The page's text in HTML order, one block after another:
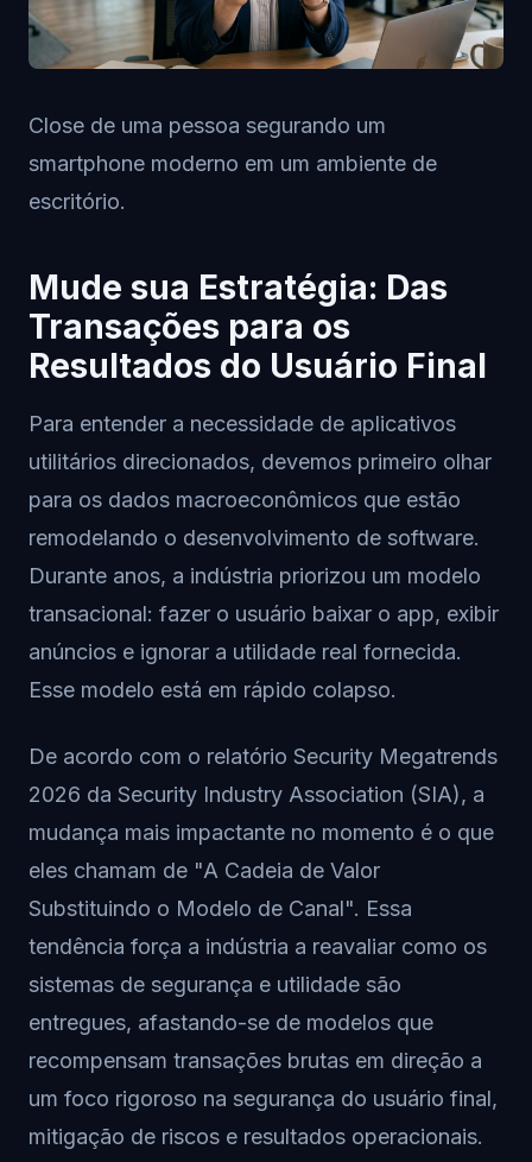
Close de uma pessoa segurando um
smartphone moderno em um ambiente de
escritório.
Mude sua Estratégia: Das
Transações para os
Resultados do Usuário Final
Para entender a necessidade de aplicativos
utilitários direcionados, devemos primeiro olhar
para os dados macroeconômicos que estão
remodelando o desenvolvimento de software.
Durante anos, a indústria priorizou um modelo
transacional: fazer o usuário baixar o app, exibir
anúncios e ignorar a utilidade real fornecida.
Esse modelo está em rápido colapso.
De acordo com o relatório Security Megatrends
2026 da Security Industry Association (SIA), a
mudança mais impactante no momento é o que
eles chamam de "A Cadeia de Valor
Substituindo o Modelo de Canal". Essa
tendência força a indústria a reavaliar como os
sistemas de segurança e utilidade são
entregues, afastando-se de modelos que
recompensam transações brutas em direção a
um foco rigoroso na segurança do usuário final,
mitigação de riscos e resultados operacionais.